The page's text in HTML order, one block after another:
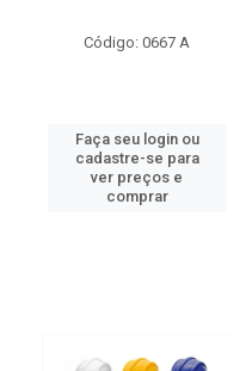
Código: 0667 A
Faça seu login ou
cadastre-se para
ver preços e
comprar